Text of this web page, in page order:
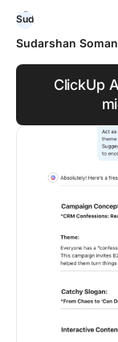
Sudarshan
ClickUp